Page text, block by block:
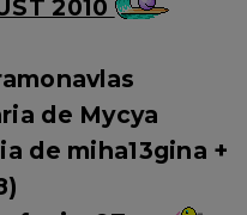
2010
de Mycya
de miha13gina +